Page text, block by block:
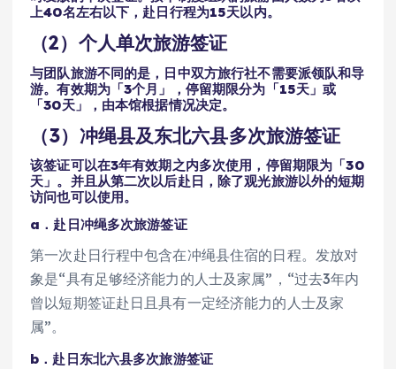
上40名左右以下，赴日行程为15天以内。
（2）个人单次旅游签证
与团队旅游不同的是，日中双方旅行社不需要派领队和导
游。有效期为「3个月」，停留期限分为「15天」或
「30天」，由本馆根据情况决定。
（3）冲绳县及东北六县多次旅游签证
该签证可以在3年有效期之内多次使用，停留期限为「30
天」。并且从第二次以后赴日，除了观光旅游以外的短期
访问也可以使用。
a．赴日冲绳多次旅游签证
第一次赴日行程中包含在冲绳县住宿的日程。发放对
象是“具有足够经济能力的人士及家属”，“过去3年内
曾以短期签证赴日且具有一定经济能力的人士及家
属”。
b．赴日东北六县多次旅游签证